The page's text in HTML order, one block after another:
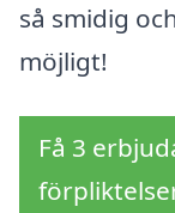
så smidig
möjligt!
Få 3